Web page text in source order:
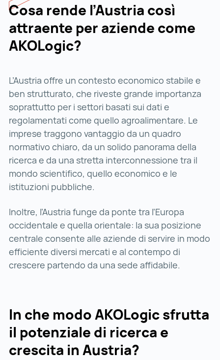
Cosa rende l’Austria così
attraente per aziende come
AKOLogic?
L’Austria offre un contesto economico stabile e
ben strutturato, che riveste grande importanza
soprattutto per i settori basati sui dati e
regolamentati come quello agroalimentare. Le
imprese traggono vantaggio da un quadro
normativo chiaro, da un solido panorama della
ricerca e da una stretta interconnessione tra il
mondo scientifico, quello economico e le
istituzioni pubbliche.
Inoltre, l’Austria funge da ponte tra l’Europa
occidentale e quella orientale: la sua posizione
centrale consente alle aziende di servire in modo
efficiente diversi mercati e al contempo di
crescere partendo da una sede affidabile.
In che modo AKOLogic sfrutta
il potenziale di ricerca e
crescita in Austria?